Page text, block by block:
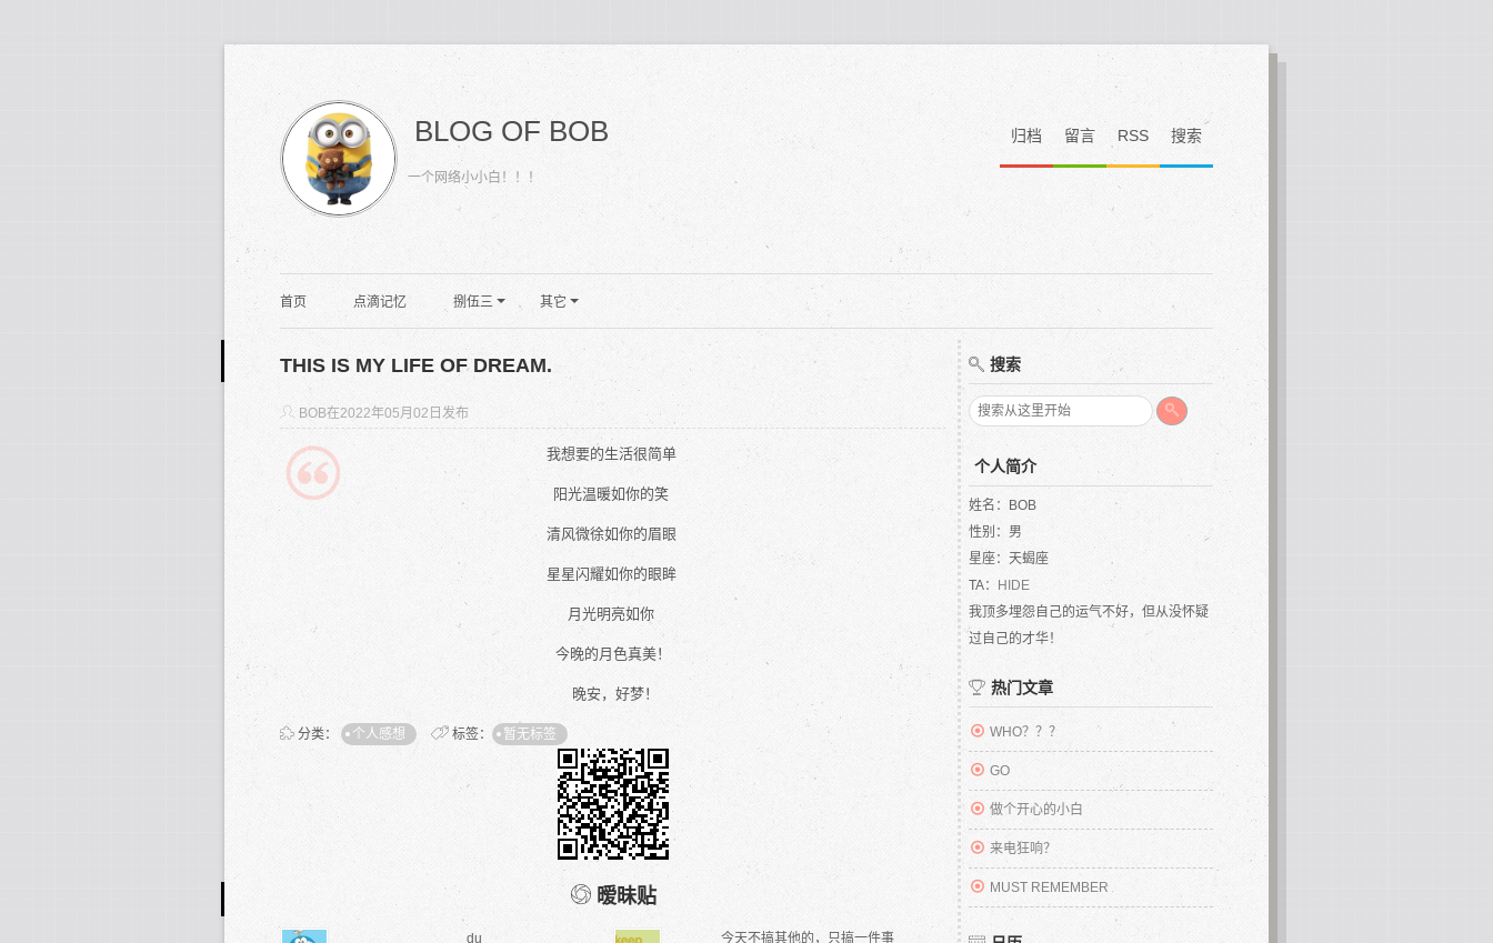
BLOG OF BOB
一个网络小小白！！！
归档 留言 RSS 搜索
首页 点滴记忆 捌伍三 其它
THIS IS MY LIFE OF DREAM.
BOB在2022年05月02日发布
我想要的生活很简单
阳光温暖如你的笑
清风微徐如你的眉眼
星星闪耀如你的眼眸
月光明亮如你
今晚的月色真美！
晚安，好梦！
分类： 个人感想 标签： 暂无标签
暧昧贴
du 今天不搞其他的，只搞一件事
搜索
个人简介
姓名：
BOB
性别 ：男
星座： 天蝎座
TA：
HIDE
我顶多埋怨自己的运气不好，但从没怀疑
过自己的才华！
热门文章
WHO？？？
GO
做个开心的小白
来电狂响？
MUST REMEMBER